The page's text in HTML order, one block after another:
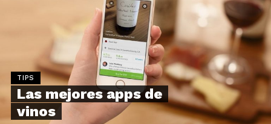
TIPS
Las mejores apps de
vinos